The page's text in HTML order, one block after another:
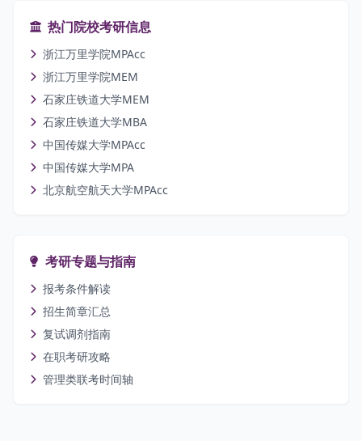
热门院校考研信息
浙江万里学院MPAcc
浙江万里学院MEM
石家庄铁道大学MEM
石家庄铁道大学MBA
中国传媒大学MPAcc
中国传媒大学MPA
北京航空航天大学MPAcc
考研专题与指南
报考条件解读
招生简章汇总
复试调剂指南
在职考研攻略
管理类联考时间轴